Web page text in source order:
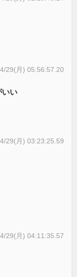
29(月) 05:56:57.20
いい
29(月) 03:23:25.59
29(月) 04:11:35.57